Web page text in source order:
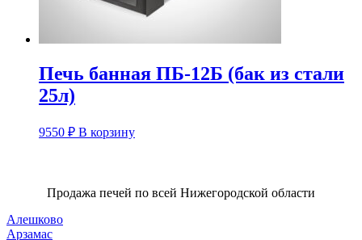
Печь банная ПБ-12Б (бак из стали
25л)
9550 ₽ В корзину
Продажа печей по всей Нижегородской области
Алешково
Арзамас